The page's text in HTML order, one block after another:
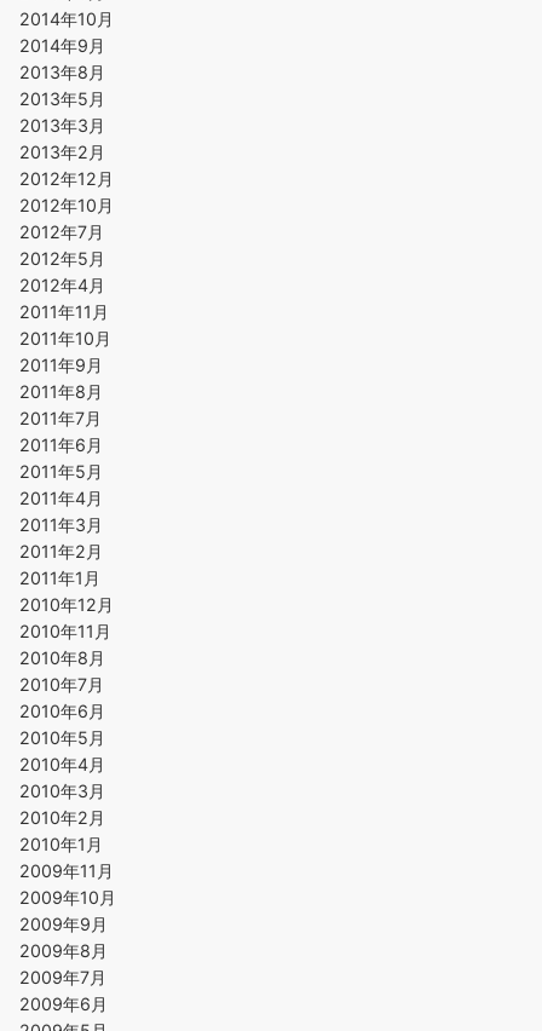
2014年10月
2014年9月
2013年8月
2013年5月
2013年3月
2013年2月
2012年12月
2012年10月
2012年7月
2012年5月
2012年4月
2011年11月
2011年10月
2011年9月
2011年8月
2011年7月
2011年6月
2011年5月
2011年4月
2011年3月
2011年2月
2011年1月
2010年12月
2010年11月
2010年8月
2010年7月
2010年6月
2010年5月
2010年4月
2010年3月
2010年2月
2010年1月
2009年11月
2009年10月
2009年9月
2009年8月
2009年7月
2009年6月